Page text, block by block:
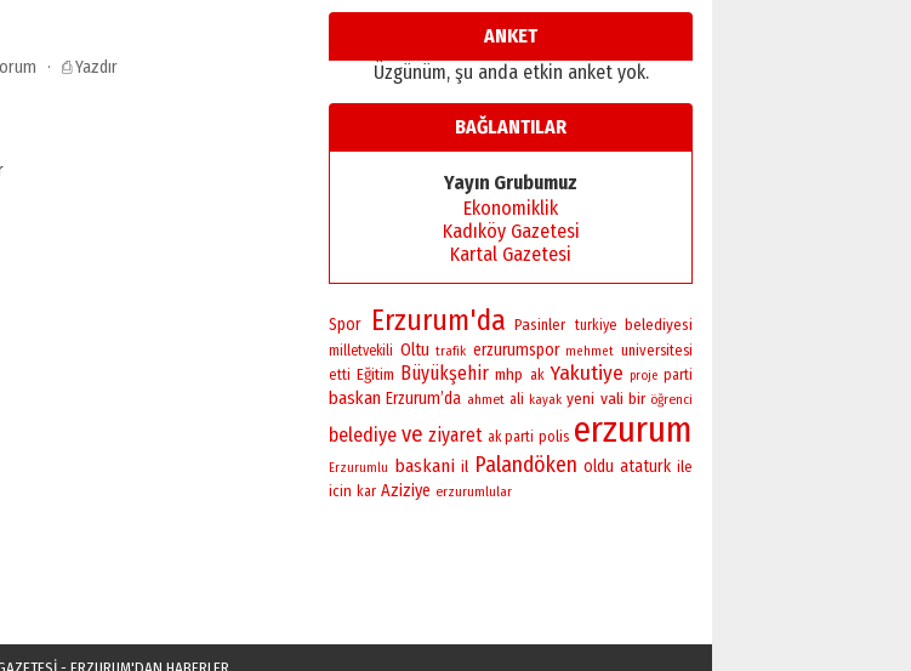
· ⎙ Yazdır
Ardında bıraktığı hatıralarıyla
13 Mayıs 2026 Çarşamba
Esat BİNDESEN
Başkan Sekmen’den Erzurum’a
bir vizyon proje daha!
02 Ağustos 2026 Pazar
ANKET
Üzgünüm, şu anda etkin anket yok.
BAĞLANTILAR
Yayın Grubumuz
Ekonomiklik
Kadıköy Gazetesi
Kartal Gazetesi
Spor Erzurum'da Pasinler turkiye belediyesi
milletvekili Oltu trafik erzurumspor mehmet universitesi
etti Eğitim Büyükşehir mhp ak Yakutiye proje parti
baskan Erzurum’da ahmet ali kayak yeni vali bir öğrenci
belediye ve ziyaret ak parti polis erzurum
Erzurumlu baskani il Palandöken oldu ataturk ile
icin kar Aziziye erzurumlular